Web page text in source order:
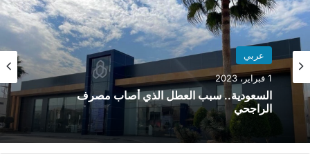
ب
عربي
1 فبراير، 2023
السعودية.. سبب العطل الذي أصاب مصرف
الراجحي